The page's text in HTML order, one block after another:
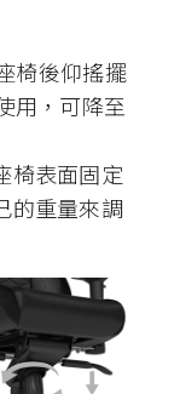
椅後仰搖擺
用，可降至
椅表面固定
的重量來調